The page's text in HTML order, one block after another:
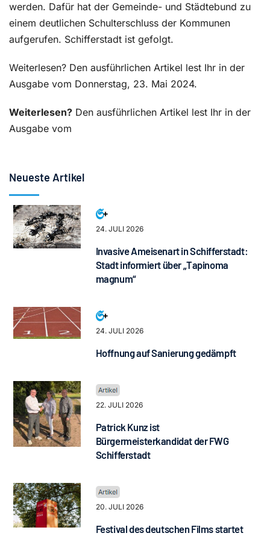
werden. Dafür hat der Gemeinde- und Städtebund zu
einem deutlichen Schulterschluss der Kommunen
aufgerufen. Schifferstadt ist gefolgt.
Weiterlesen? Den ausführlichen Artikel lest Ihr in der
Ausgabe vom Donnerstag, 23. Mai 2024.
Weiterlesen? Den ausführlichen Artikel lest Ihr in der
Ausgabe vom
Neueste Artikel
24. JULI 2026
Invasive Ameisenart in Schifferstadt:
Stadt informiert über „Tapinoma
magnum“
24. JULI 2026
Hoffnung auf Sanierung gedämpft
22. JULI 2026
Patrick Kunz ist
Bürgermeisterkandidat der FWG
Schifferstadt
20. JULI 2026
Festival des deutschen Films startet